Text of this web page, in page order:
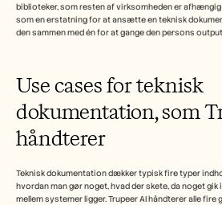
biblioteker, som resten af virksomheden er afhængig
som en erstatning for at ansætte en teknisk
den sammen med én for at gange den persons
Use cases for teknisk
dokumentation, som
håndterer
Teknisk dokumentation dækker typisk fire typer
hvordan man gør noget, hvad der skete, da noget
mellem systemer ligger. Trupeer AI håndterer alle fire